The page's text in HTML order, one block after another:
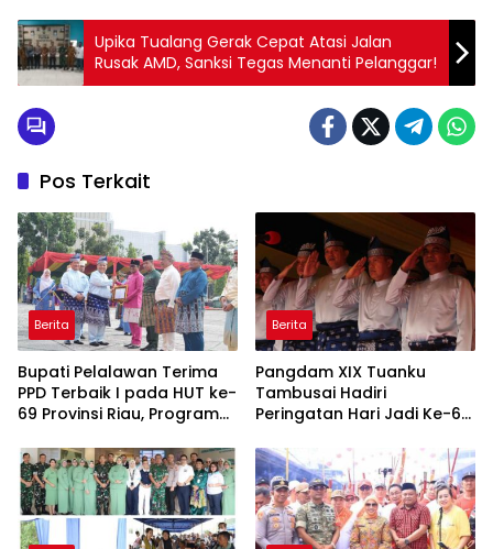
Upika Tualang Gerak Cepat Atasi Jalan
Rusak AMD, Sanksi Tegas Menanti Pelanggar!
Pos Terkait
Berita
Bupati Pelalawan Terima
PPD Terbaik I pada HUT ke-
69 Provinsi Riau, Program
Sorotan
Berita
Pangdam XIX Tuanku
Tambusai Hadiri
Peringatan Hari Jadi Ke-69